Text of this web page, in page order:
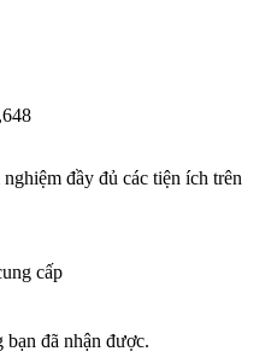
đầy đủ các tiện ích trên
cấp
đã nhận được.